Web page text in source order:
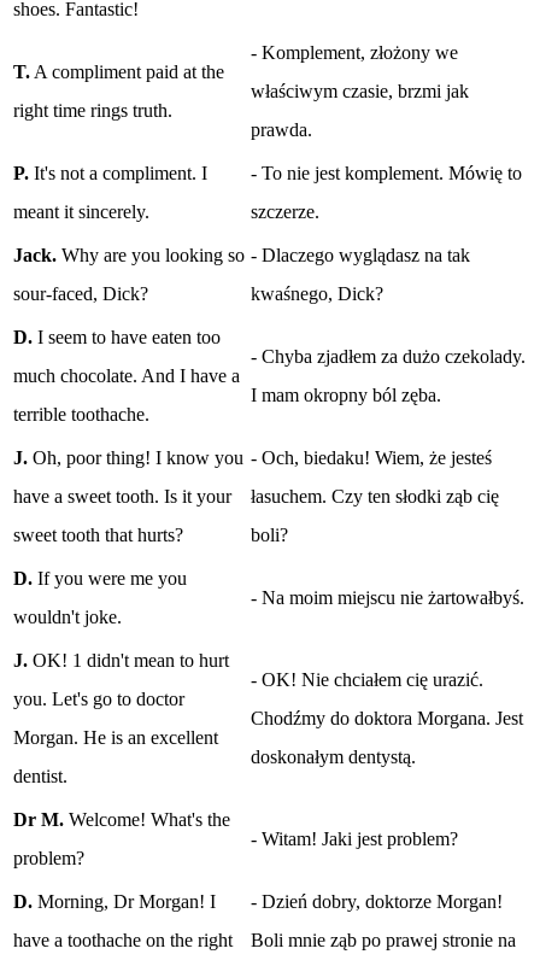
shoes. Fantastic!
T. A compliment paid at the
right time rings truth.
- Komplement, złożony we
właściwym czasie, brzmi jak
prawda.
P. It's not a compliment. I
meant it sincerely.
- To nie jest komplement. Mówię to
szczerze.
Jack. Why are you looking so
sour-faced, Dick?
- Dlaczego wyglądasz na tak
kwaśnego, Dick?
D. I seem to have eaten too
much chocolate. And I have a
terrible toothache.
- Chyba zjadłem za dużo czekolady.
I mam okropny ból zęba.
J. Oh, poor thing! I know you
have a sweet tooth. Is it your
sweet tooth that hurts?
- Och, biedaku! Wiem, że jesteś
łasuchem. Czy ten słodki ząb cię
boli?
D. If you were me you
wouldn't joke.
- Na moim miejscu nie żartowałbyś.
J. OK! 1 didn't mean to hurt
you. Let's go to doctor
Morgan. He is an excellent
dentist.
- OK! Nie chciałem cię urazić.
Chodźmy do doktora Morgana. Jest
doskonałym dentystą.
Dr M. Welcome! What's the
problem?
- Witam! Jaki jest problem?
D. Morning, Dr Morgan! I
have a toothache on the right
- Dzień dobry, doktorze Morgan!
Boli mnie ząb po prawej stronie na